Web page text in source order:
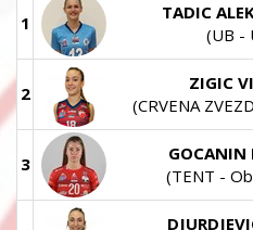
1
TADIC
(UB -
2
ZIGIC
(CRVENA
3
GOCANIN
(TENT -